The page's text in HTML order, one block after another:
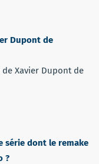
Dupont de
Xavier Dupont de
série dont le remake
?